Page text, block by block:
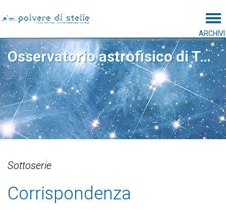
ARCHIVI
Osservatorio astrofisico di Torino
Sottoserie
Corrispondenza